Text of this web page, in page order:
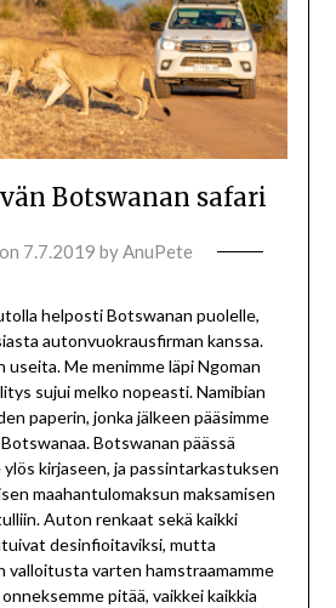
Botswanan safari
7.7.2019 byAnuPete
helposti Botswanan puolelle,
autonvuokrausfirman kanssa.
useita. Me menimme läpi Ngoman
sujui melko nopeasti. Namibian
paperin, jonka jälkeen pääsimme
Botswanan päässä
kirjaseen, ja passintarkastuksen
maahantulomaksun maksamisen
Auton renkaat sekä kaikki
desinfioitaviksi, mutta
valloitusta varten hamstraamamme
pitää, vaikkei kaikkia